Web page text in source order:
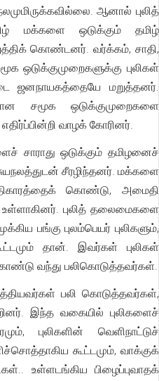
ஆனால் புலித்
மக்களை ஒடுக்கும் தமிழ்
கொண்டனர். வர்க்கம், சாதி,
ஒடுக்குமுறைகளுக்கு புலிகள்
ஜனநாயகத்தையே மறுத்தனர்.
சமூக ஒடுக்குமுறைகளை
வாழக் கோரினர்.
சாராது ஒடுக்கும் தமிழனைச்
சீரழிந்தனர். மக்களை
கொண்டு, அமைதி
புலித் தலைமைகளை
பங்கு புலம்பெயர் புலிகளும்,
தான். இவர்கள் புலிகள்
வந்து பலிகொடுத்தவர்கள்.
பலி கொடுத்தவர்கள்,
இந்த வகையில் புலிகளைச்
புலிகளின் வெளிநாட்டுச்
கூட்டமும், வாக்குக்
உள்ளடங்கிய பிழைப்புவாதக்